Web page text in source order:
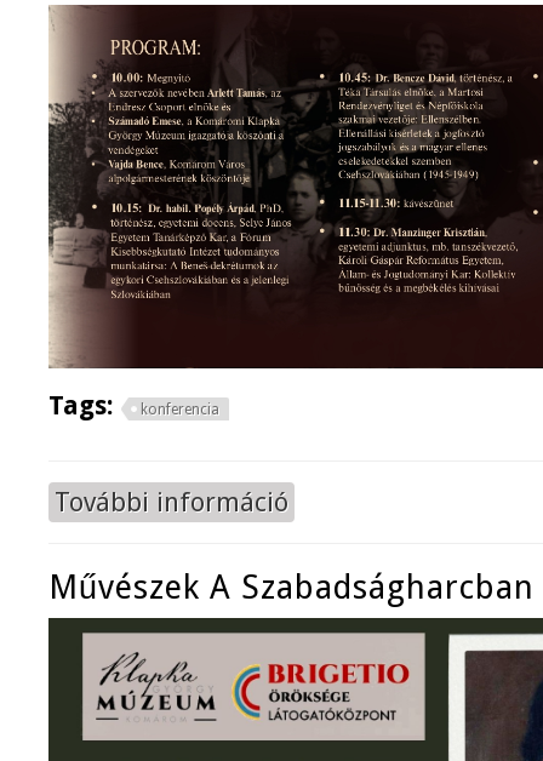
Tags: konferencia
További információ
Művészek A Szabadságharcban